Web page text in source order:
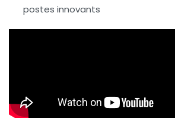
postes innovants